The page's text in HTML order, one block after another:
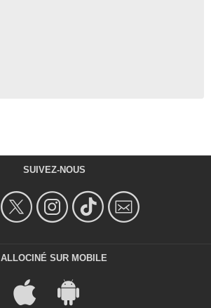
SUIVEZ-NOUS
ALLOCINÉ SUR MOBILE